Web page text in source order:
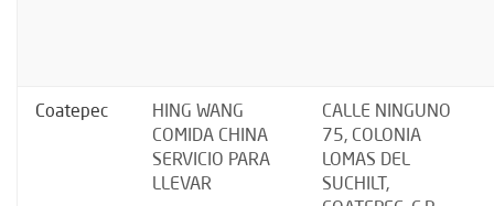
Coatepec
HING WANG
COMIDA CHINA
SERVICIO PARA
LLEVAR
CALLE NINGUNO
75, COLONIA
LOMAS DEL
SUCHILT,